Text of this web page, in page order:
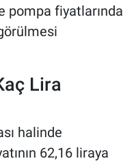
pompa fiyatlarında
Lira
halinde
62,16 liraya